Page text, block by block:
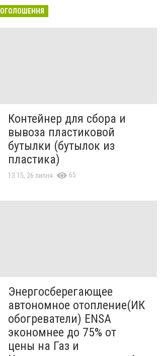
ОГОЛОШЕННЯ
Контейнер для сбора и
вывоза пластиковой
бутылки (бутылок из
пластика)
13:15, 26 липня 65
Энергосберегающее
автономное отопление(ИК
обогреватели) ENSA
экономнее до 75% от
цены на Газ и